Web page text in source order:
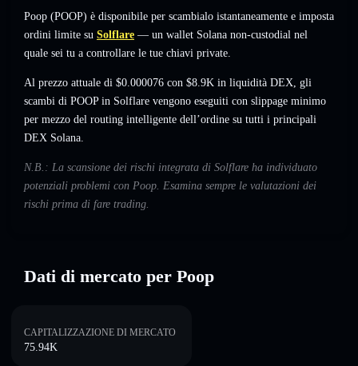
Poop (POOP) è disponibile per scambialo istantaneamente e imposta
ordini limite su Solflare — un wallet Solana non-custodial nel
quale sei tu a controllare le tue chiavi private.
Al prezzo attuale di $0.000076 con $8.9K in liquidità DEX, gli
scambi di POOP in Solflare vengono eseguiti con slippage minimo
per mezzo del routing intelligente dell’ordine su tutti i principali
DEX Solana.
N.B.: La scansione dei rischi integrata di Solflare ha individuato
potenziali problemi con Poop. Esamina sempre le valutazioni dei
rischi prima di fare trading.
Dati di mercato per Poop
CAPITALIZZAZIONE DI MERCATO
75.94K